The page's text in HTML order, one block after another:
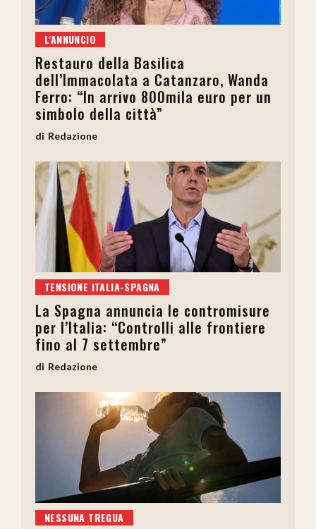
L'ANNUNCIO
Restauro della Basilica
dell’Immacolata a Catanzaro, Wanda
Ferro: “In arrivo 800mila euro per un
simbolo della città”
Redazione
TENSIONE ITALIA-SPAGNA
La Spagna annuncia le contromisure
per l’Italia: “Controlli alle frontiere
fino al 7 settembre”
Redazione
NESSUNA TREGUA